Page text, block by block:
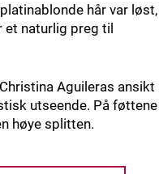
hår var løst,
naturlig preg til
Aguileras ansikt
utseende. På føttene
høye splitten.